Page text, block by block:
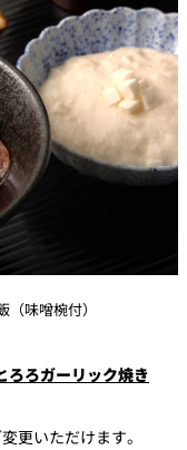
味噌椀付）
ろガーリック焼き
更いただけます。